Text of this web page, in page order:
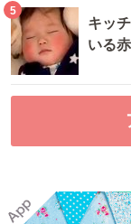
5
キッ
いる